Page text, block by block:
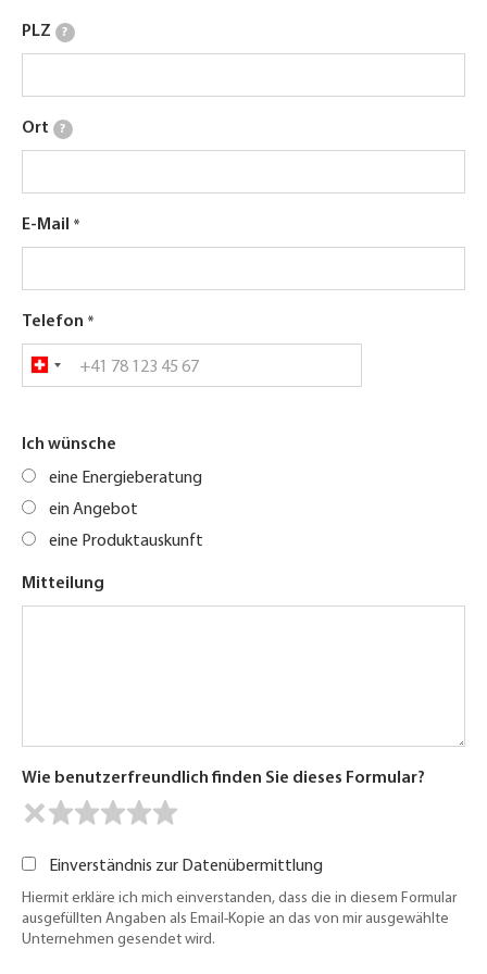
PLZ ?
Ort ?
E-Mail
Telefon
Ich wünsche
eine Energieberatung
ein Angebot
eine Produktauskunft
Mitteilung
Wie benutzerfreundlich finden Sie dieses Formular?
Einverständnis zur Datenübermittlung
Hiermit erkläre ich mich einverstanden, dass die in diesem Formular
ausgefüllten Angaben als Email-Kopie an das von mir ausgewählte
Unternehmen gesendet wird.